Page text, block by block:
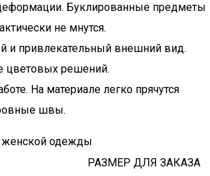
Буклированные предметы
не мнутся.
и привлекательный внешний вид.
цветовых решений.
На материале легко прячутся
швы.
женской одежды
РАЗМЕР ДЛЯ ЗАКАЗА